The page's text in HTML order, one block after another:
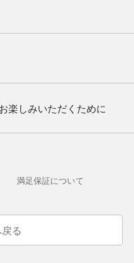
楽しみいただくために
満足保証について
る